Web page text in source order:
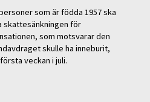
som är födda 1957 ska
skattesänkningen för
som motsvarar den
skulle ha inneburit,
veckan i juli.